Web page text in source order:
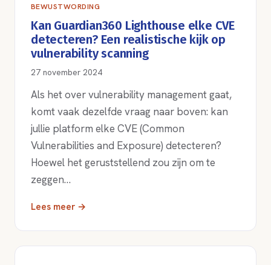
BEWUSTWORDING
Kan Guardian360 Lighthouse elke CVE
detecteren? Een realistische kijk op
vulnerability scanning
27 november 2024
Als het over vulnerability management gaat,
komt vaak dezelfde vraag naar boven: kan
jullie platform elke CVE (Common
Vulnerabilities and Exposure) detecteren?
Hoewel het geruststellend zou zijn om te
zeggen…
Lees meer →